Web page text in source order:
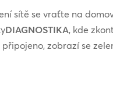
sítě se vraťte na
DIAGNOSTIKA, kde
připojeno, zobrazí se